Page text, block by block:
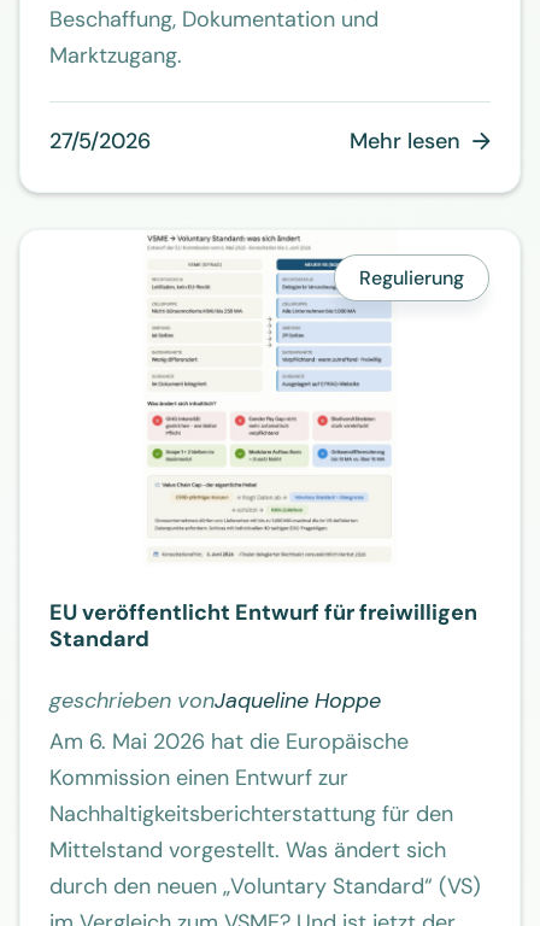
Beschaffung, Dokumentation und
Marktzugang.
27/5/2026 Mehr lesen 
Regulierung
EU veröffentlicht Entwurf für freiwilligen
Standard
geschrieben vonJaqueline Hoppe
Am 6. Mai 2026 hat die Europäische
Kommission einen Entwurf zur
Nachhaltigkeitsberichterstattung für den
Mittelstand vorgestellt. Was ändert sich
durch den neuen „Voluntary Standard“ (VS)